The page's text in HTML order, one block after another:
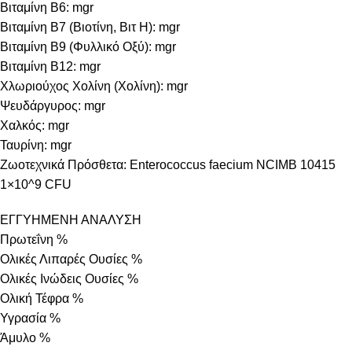
Βιταμίνη B6: mgr
Βιταμίνη B7 (Βιοτίνη, Βιτ Η): mgr
Βιταμίνη B9 (Φυλλικό Οξύ): mgr
Βιταμίνη B12: mgr
Χλωριούχος Χολίνη (Χολίνη): mgr
Ψευδάργυρος: mgr
Χαλκός: mgr
Ταυρίνη: mgr
Ζωοτεχνικά Πρόσθετα: Enterococcus faecium NCIMB 10415
1×10^9 CFU
ΕΓΓΥΗΜΕΝΗ ΑΝΑΛΥΣΗ
Πρωτεΐνη %
Ολικές Λιπαρές Ουσίες %
Ολικές Ινώδεις Ουσίες %
Ολική Τέφρα %
Υγρασία %
Άμυλο %